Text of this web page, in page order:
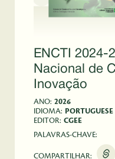
ENCTI 2024-
Nacional de
Inovação
ANO: 2026
IDIOMA: PORTUGUESE
EDITOR: CGEE
PALAVRAS-CHAVE:
COMPARTILHAR: